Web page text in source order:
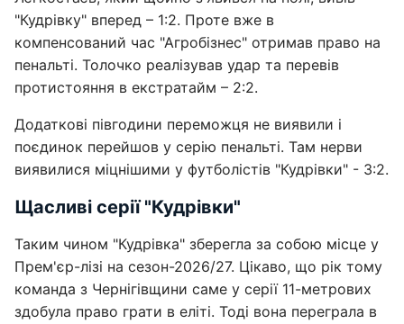
"Кудрівку" вперед – 1:2. Проте вже в
компенсований час "Агробізнес" отримав право на
пенальті. Толочко реалізував удар та перевів
протистояння в екстратайм – 2:2.
Додаткові півгодини переможця не виявили і
поєдинок перейшов у серію пенальті. Там нерви
виявилися міцнішими у футболістів "Кудрівки" - 3:2.
Щасливі серії "Кудрівки"
Таким чином "Кудрівка" зберегла за собою місце у
Прем'єр-лізі на сезон-2026/27. Цікаво, що рік тому
команда з Чернігівщини саме у серії 11-метрових
здобула право грати в еліті. Тоді вона переграла в